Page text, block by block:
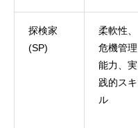
探検家
(SP)
柔軟性、
危機管理
能力、実
践的スキ
ル